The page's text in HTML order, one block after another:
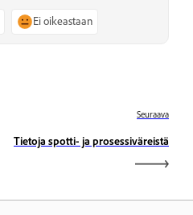
Ei oikeastaan
Seuraava
Tietoja spotti- ja prosessiväreistä